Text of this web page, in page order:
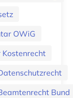
OWiG
Kostenrecht
Bund